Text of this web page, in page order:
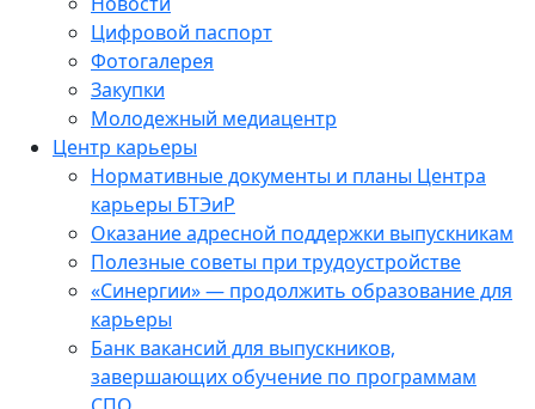
Цифровой паспорт
Фотогалерея
Закупки
Молодежный медиацентр
Центр карьеры
Нормативные документы и планы Центра
карьеры БТЭиР
Оказание адресной поддержки выпускникам
Полезные советы при трудоустройстве
«Синергии» — продолжить образование для
карьеры
Банк вакансий для выпускников,
завершающих обучение по программам